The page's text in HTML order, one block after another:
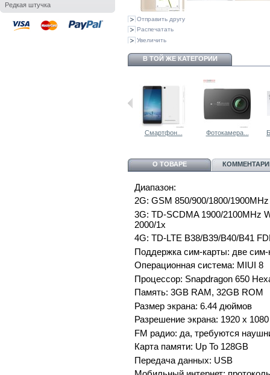
Редкая штучка
Отправить другу
Распечатать
Увеличить
В ТОЙ ЖЕ КАТЕГОРИИ
Смартфон... Фотокамера...
О ТОВАРЕ
Диапазон:
2G: GSM 850/900/1800/1900MHz
3G: TD-SCDMA 1900/2100MHz
2000/1x
4G: TD-LTE B38/B39/B40/B41
Поддержка сим-карты: две сим-
Операционная система: MIUI 8
Процессор: Snapdragon 650
Память: 3GB RAM, 32GB ROM
Размер экрана: 6.44 дюймов
Разрешение экрана: 1920 х
FM радио: да, требуются
Карта памяти: Up To 128GB
Передача данных: USB